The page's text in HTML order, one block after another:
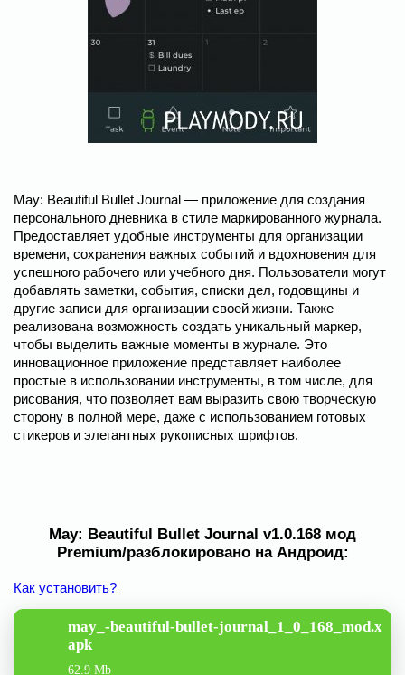
May: Beautiful Bullet Journal — приложение для создания
персонального дневника в стиле маркированного журнала.
Предоставляет удобные инструменты для организации
времени, сохранения важных событий и вдохновения для
успешного рабочего или учебного дня. Пользователи могут
добавлять заметки, события, списки дел, годовщины и
другие записи для организации своей жизни. Также
реализована возможность создать уникальный маркер,
чтобы выделить важные моменты в журнале. Это
инновационное приложение представляет наиболее
простые в использовании инструменты, в том числе, для
рисования, что позволяет вам выразить свою творческую
сторону в полной мере, даже с использованием готовых
стикеров и элегантных рукописных шрифтов.
May: Beautiful Bullet Journal v1.0.168 мод
Premium/разблокировано на Андроид:
Как установить?
may_-beautiful-bullet-journal_1_0_168_mod.x
apk
62.9 Mb